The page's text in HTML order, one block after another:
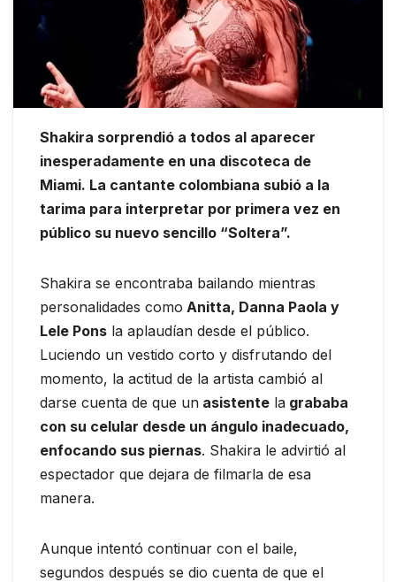
Shakira sorprendió a todos al aparecer
inesperadamente en una discoteca de
Miami. La cantante colombiana subió a la
tarima para interpretar por primera vez en
público su nuevo sencillo “Soltera”.
Shakira se encontraba bailando mientras
personalidades como Anitta, Danna Paola y
Lele Pons la aplaudían desde el público.
Luciendo un vestido corto y disfrutando del
momento, la actitud de la artista cambió al
darse cuenta de que un asistente la grababa
con su celular desde un ángulo inadecuado,
enfocando sus piernas. Shakira le advirtió al
espectador que dejara de filmarla de esa
manera.
Aunque intentó continuar con el baile,
segundos después se dio cuenta de que el